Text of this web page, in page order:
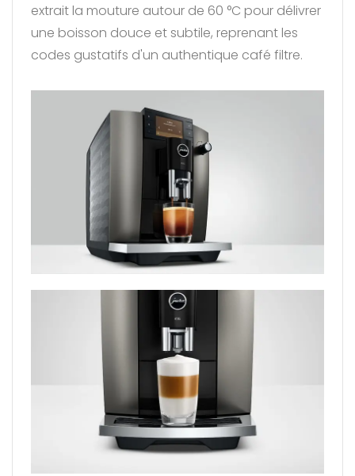
extrait la mouture autour de 60 °C pour délivrer
une boisson douce et subtile, reprenant les
codes gustatifs d'un authentique café filtre.